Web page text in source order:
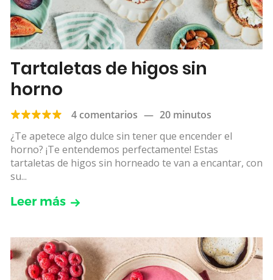
Tartaletas de higos sin
horno
4 comentarios — 20 minutos
¿Te apetece algo dulce sin tener que encender el
horno? ¡Te entendemos perfectamente! Estas
tartaletas de higos sin horneado te van a encantar, con
su...
Leer más